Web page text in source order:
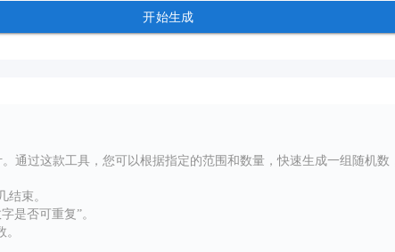
开始生成
通过这款工具，您可以根据指定的范围和数量，快速生成一组随机
结束。
是否可重复”。